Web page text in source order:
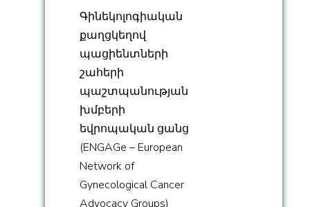
Գինեկոլոգիական
քաղցկեղով
պացիենտների
շահերի
պաշտպանության
խմբերի
եվրոպական ցանց
(ENGAGe – European
Network of
Gynecological Cancer
Advocacy Groups)